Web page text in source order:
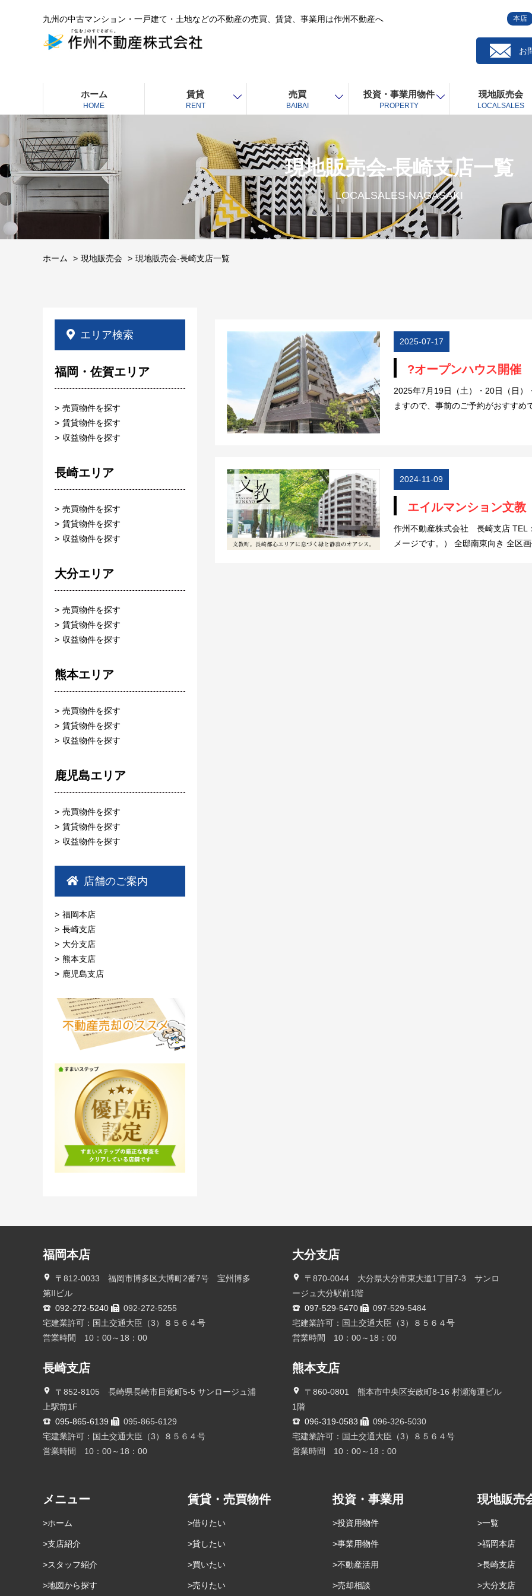
九州の中古マンション・一戸建て・土地などの不動産の売買、賃貸、事業用は作州不動産へ 本店
お
ホーム
HOME
賃貸
RENT
売買
BAIBAI
投資・事業用物件
PROPERTY
現地販売会
LOCALSALES
現地販売会-長崎支店一覧
LOCALSALES-NAGASAKI
ホーム 現地販売会 現地販売会-長崎支店一覧
エリア検索
福岡・佐賀エリア
売買物件を探す
賃貸物件を探す
収益物件を探す
長崎エリア
売買物件を探す
賃貸物件を探す
収益物件を探す
大分エリア
売買物件を探す
賃貸物件を探す
収益物件を探す
熊本エリア
売買物件を探す
賃貸物件を探す
収益物件を探す
鹿児島エリア
売買物件を探す
賃貸物件を探す
収益物件を探す
店舗のご案内
福岡本店
長崎支店
大分支店
熊本支店
鹿児島支店
2025-07-17
?オープンハウス開
2025年7月19日（土）・20日（日
ますので、事前のご予約がおすすめ
2024-11-09
エイルマンション文
作州不動産株式会社 長崎支店 TEL
メージです。） 全邸南東向き 全区画
福岡本店
〒812-0033 福岡市博多区大博町2番7号 宝州博多
第IIビル
092-272-5240
092-272-5255
宅建業許可：国土交通大臣（3）８５６４号
営業時間 10：00～18：00
長崎支店
〒852-8105 長崎県長崎市目覚町5-5 サンロージュ浦
上駅前1F
095-865-6139
095-865-6129
宅建業許可：国土交通大臣（3）８５６４号
営業時間 10：00～18：00
大分支店
〒870-0044 大分県大分市東大道1丁目7-3 サンロ
ージュ大分駅前1階
097-529-5470
097-529-5484
宅建業許可：国土交通大臣（3）８５６４号
営業時間 10：00～18：00
熊本支店
〒860-0801 熊本市中央区安政町8-16 村瀬海運ビル
1階
096-319-0583
096-326-5030
宅建業許可：国土交通大臣（3）８５６４号
営業時間 10：00～18：00
メニュー
ホーム
支店紹介
スタッフ紹介
地図から探す
賃貸・売買物件
借りたい
貸したい
買いたい
売りたい
投資・事業用
投資用物件
事業用物件
不動産活用
売却相談
現地販売
一覧
福岡本店
長崎支店
大分支店